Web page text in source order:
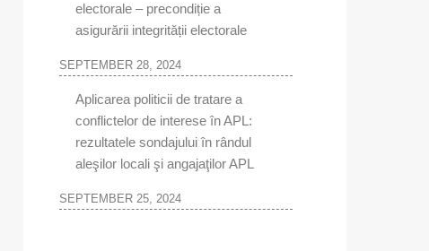
electorale – precondiție a
asigurării integrității electorale
SEPTEMBER 28, 2024
Aplicarea politicii de tratare a
conflictelor de interese în APL:
rezultatele sondajului în rândul
aleşilor locali şi angajaţilor APL
SEPTEMBER 25, 2024